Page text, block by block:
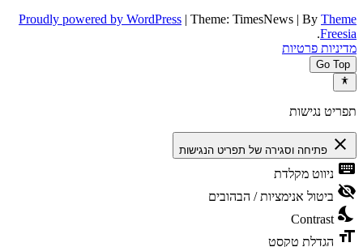
Proudly powered by WordPress
Theme: TimesNews By Theme
Freesia
.
מדיניות פרטיות
Go Top
תפריט נגישות
close פתיחה וסגירה של תפריט הנגישות
keyboard ניווט מקלדת
visibility_off ביטול אנימציות / הבהובים
nights_stay
Contrast
format_size הגדלת טקסט